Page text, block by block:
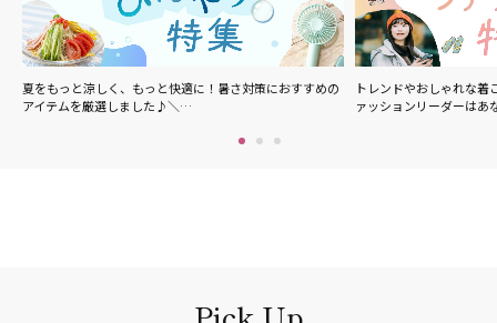
夏をもっと涼しく、もっと快適に！暑さ対策におすすめの
アイテムを厳選しました♪＼…
トレンドやおしゃれな着
ァッションリーダーは